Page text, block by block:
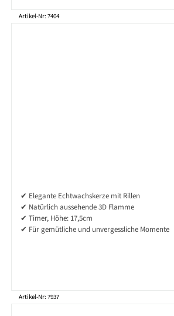
Artikel-Nr: 7404
✔ Elegante Echtwachskerze mit Rillen
✔ Natürlich aussehende 3D Flamme
✔ Timer, Höhe: 17,5cm
✔ Für gemütliche und unvergessliche Momente
Artikel-Nr: 7937